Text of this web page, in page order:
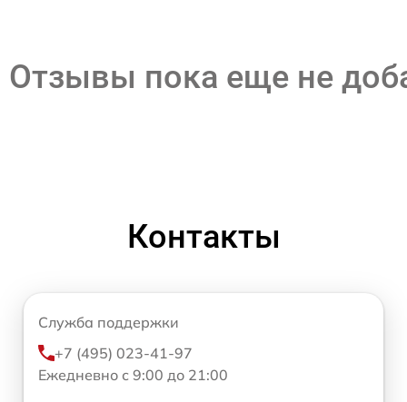
Отзывы пока еще не
Контакты
Служба поддержки
+7 (495) 023-41-97
Ежедневно с 9:00 до 21:00